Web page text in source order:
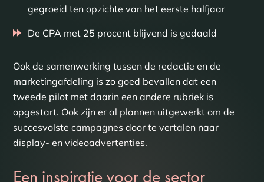
gegroeid ten opzichte van het eerste halfjaar
De CPA met 25 procent blijvend is gedaald
Ook de samenwerking tussen de redactie en de
marketingafdeling is zo goed bevallen dat een
tweede pilot met daarin een andere rubriek is
opgestart. Ook zijn er al plannen uitgewerkt om de
succesvolste campagnes door te vertalen naar
display- en videoadvertenties.
Een inspiratie voor de sector